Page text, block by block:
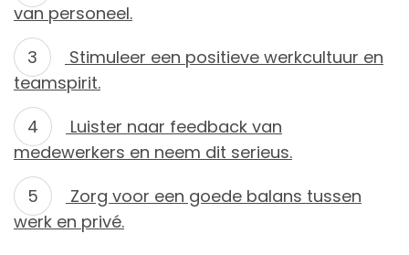
van personeel.
Stimuleer een positieve werkcultuur en
teamspirit.
Luister naar feedback van
medewerkers en neem dit serieus.
Zorg voor een goede balans tussen
werk en privé.